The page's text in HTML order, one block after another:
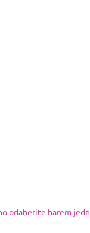
odaberite barem